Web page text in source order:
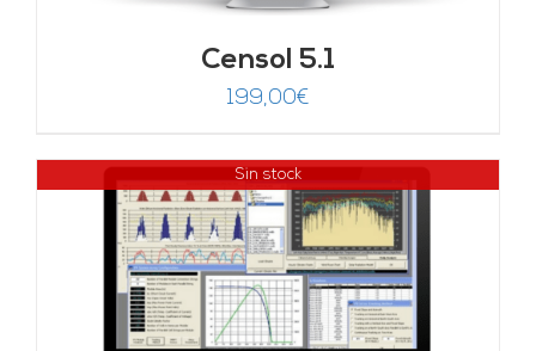
Censol 5.1
199,00€
Sin stock